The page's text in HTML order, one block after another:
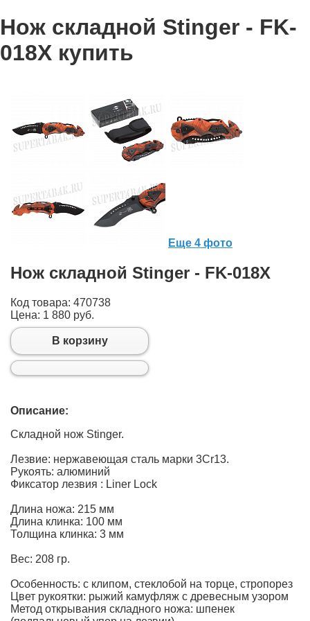
Нож складной Stinger - FK-
018X купить
Еще 4 фото
Нож складной Stinger - FK-018X
Код товара: 470738
Цена: 1 880 руб.
В корзину
Описание:
Cкладной нож Stinger.
Лезвие: нержавеющая сталь марки 3Cr13.
Рукоять: алюминий
Фиксатор лезвия : Liner Lock
Длина ножа: 215 мм
Длина клинка: 100 мм
Толщина клинка: 3 мм
Вес: 208 гр.
Особенность: с клипом, стеклобой на торце, стропорез
Цвет рукоятки: рыжий камуфляж с древесным узором
Метод открывания складного ножа: шпенек